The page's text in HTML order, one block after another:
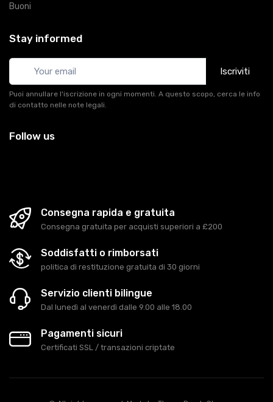
Buoni
Stay informed
Iscriviti
Puoi annullare l'iscrizione in ogni momenti. A questo scopo, cerca le info
di contatto nelle note legali.
Follow us
Consegna rapida e gratuita
Consegna gratuita per acquisti superiori a £200
Soddisfatti o rimborsati
politica di restituzione gratuita di 30 giorni
Servizio clienti bilingue
Dal lunedì al venerdì dalle 9.00 alle 18.00
Pagamenti sicuri
Certificati SSL / transazioni criptate